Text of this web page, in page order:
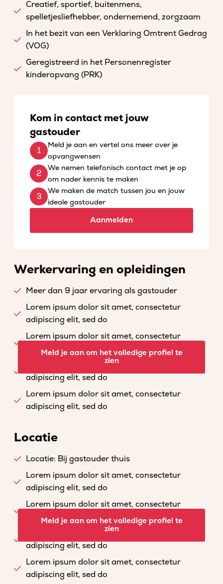
Creatief, sportief, buitenmens,
spelletjesliefhebber, ondernemend, zorgzaam
In het bezit van een Verklaring Omtrent Gedrag
(VOG)
Geregistreerd in het Personenregister
kinderopvang (PRK)
Kom in contact met jouw
gastouder
Meld je aan en vertel ons meer over je
opvangwensen
We nemen telefonisch contact met je op
om nader kennis te maken
We maken de match tussen jou en jouw
ideale gastouder
Aanmelden
Werkervaring en opleidingen
Meer dan 9 jaar ervaring als gastouder
Lorem ipsum dolor sit amet, consectetur
adipiscing elit, sed do
Lorem ipsum dolor sit amet, consectetur
adipiscing elit, sed do
Lorem ipsum dolor sit amet, consectetur
adipiscing elit, sed do
Lorem ipsum dolor sit amet, consectetur
adipiscing elit, sed do
Meld je aan om het volledige profiel te
zien
Locatie
Locatie: Bij gastouder thuis
Lorem ipsum dolor sit amet, consectetur
adipiscing elit, sed do
Lorem ipsum dolor sit amet, consectetur
adipiscing elit, sed do
Lorem ipsum dolor sit amet, consectetur
adipiscing elit, sed do
Lorem ipsum dolor sit amet, consectetur
adipiscing elit, sed do
Meld je aan om het volledige profiel te
zien